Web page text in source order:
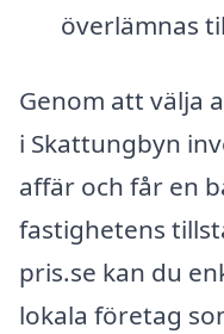
överlämnas
Genom att välja
i Skattungbyn
affär och får en
fastighetens
pris.se kan du
lokala företag